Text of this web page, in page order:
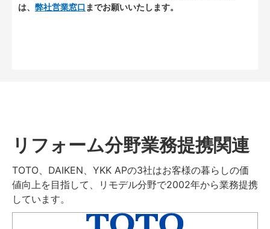
は、 弊社営業窓口 までお願いいたします。
リフォーム分野業務提携関連
TOTO、DAIKEN、YKK APの3社はお客様の暮らしの価
値向上を目指して、リモデル分野で2002年から業務提携
しています。